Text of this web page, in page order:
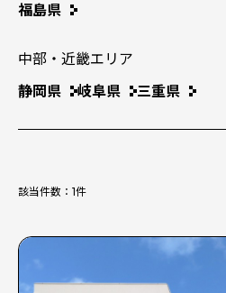
福島県
中部・近畿エリア
静岡県
岐阜県 三重県
該当件数： 1件